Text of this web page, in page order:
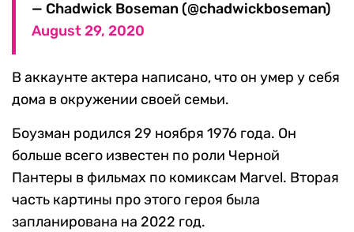
— Chadwick Boseman (@chadwickboseman)
August 29, 2020
В аккаунте актера написано, что он умер у себя
дома в окружении своей семьи.
Боузман родился 29 ноября 1976 года. Он
больше всего известен по роли Черной
Пантеры в фильмах по комиксам Marvel. Вторая
часть картины про этого героя была
запланирована на 2022 год.